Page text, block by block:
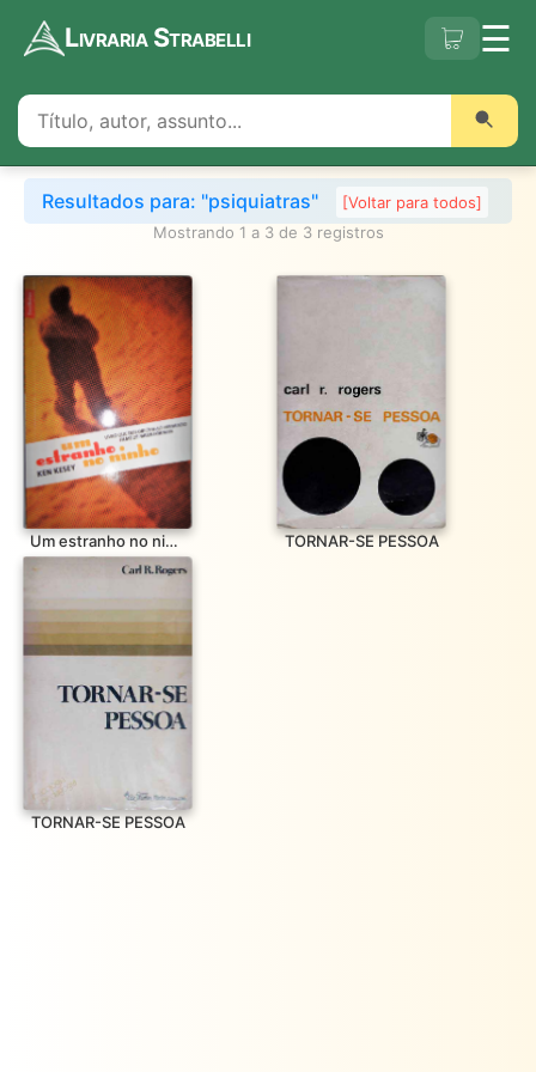
Livraria Strabelli ☰
Resultados para: "psiquiatras"
[Voltar para todos]
Mostrando 1 a 3 de 3 registros
Um estranho no ninho TORNAR-SE PESSOA
TORNAR-SE PESSOA